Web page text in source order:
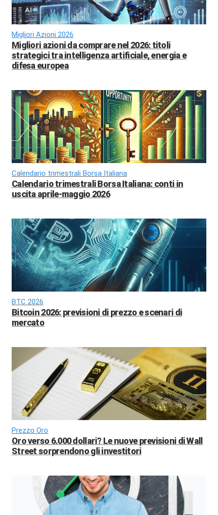
Migliori Azioni 2026
Migliori azioni da comprare nel 2026: titoli
strategici tra intelligenza artificiale, energia e
difesa europea
Calendario trimestrali Borsa Italiana
Calendario trimestrali Borsa Italiana: conti in
uscita aprile-maggio 2026
BTC 2026
Bitcoin 2026: previsioni di prezzo e scenari di
mercato
Prezzo Oro
Oro verso 6.000 dollari? Le nuove previsioni di Wall
Street sorprendono gli investitori